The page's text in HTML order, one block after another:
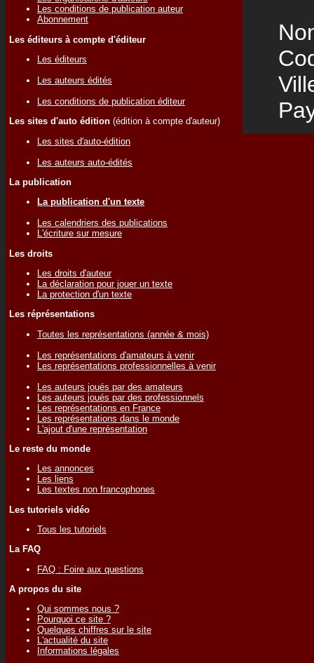
Les conditions de publication auteur
Abonnement
Les éditeurs à compte d'éditeur
Les éditeurs
Les auteurs édités
Les conditions de publication éditeur
Les sites d'auto édition (édition à compte d'auteur)
Les sites d'auto-édition
Les auteurs auto-édités
La publication
La publication d'un texte
Les calendriers des publications
L'écriture sur mesure
Les droits
Les droits d'auteur
La déclaration pour jouer un texte
La protection d'un texte
Les réprésentations
Toutes les représentations (année & mois)
Les représentations d'amateurs à venir
Les représentations professionnelles à venir
Les auteurs joués par des amateurs
Les auteurs joués par des professionnels
Les représentations en France
Les représentations dans le monde
L'ajout d'une représentation
Le reste du monde
Les annonces
Les liens
Les textes non francophones
Les tutoriels vidéo
Tous les tutoriels
La FAQ
FAQ : Foire aux questions
A propos du site
Qui sommes nous ?
Pourquoi ce site ?
Quelques chiffres sur le site
L'actualité du site
Informations légales